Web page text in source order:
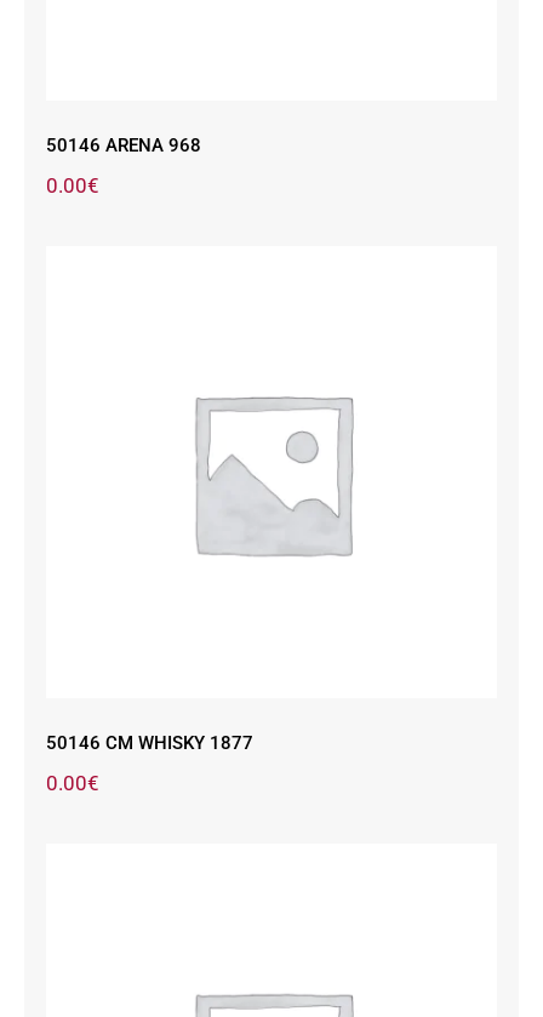
50146 ARENA 968
0.00€
50146 CM WHISKY 1877
50146 CM WHISKY 1877
0.00€